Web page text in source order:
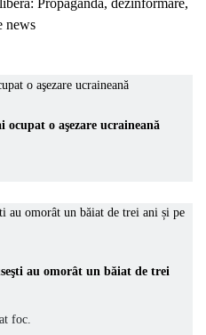
o aşezare ucraineană
au omorât un băiat de trei
foc.